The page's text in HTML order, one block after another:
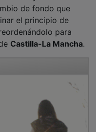
de fondo que
el principio de
para
Castilla-La Mancha.